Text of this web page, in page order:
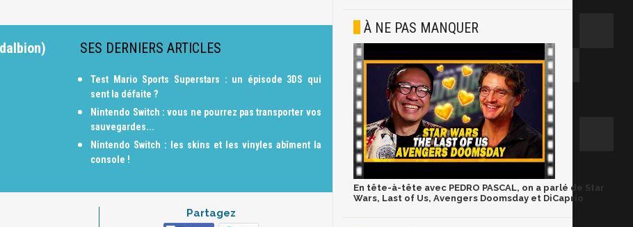
SES DERNIERS ARTICLES
Test Mario Sports Superstars : un épisode 3DS qui
sent la défaite ?
Nintendo Switch : vous ne pourrez pas transporter vos
sauvegardes...
Nintendo Switch : les skins et les vinyles abîment la
console !
Partagez
À NE PAS MANQUER
En tête-à-tête avec PEDRO PASCAL, on a parlé de Star
Wars, Last of Us, Avengers Doomsday et DiCaprio